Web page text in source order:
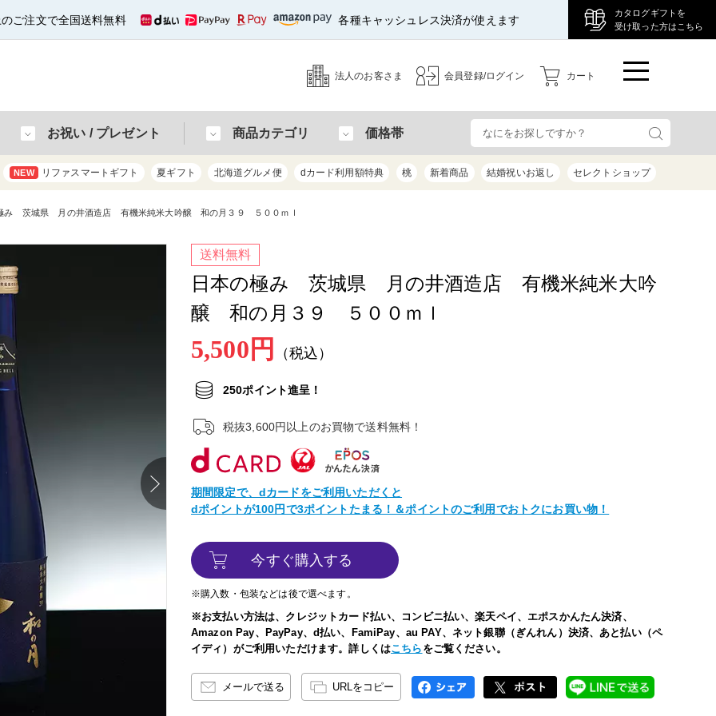
ご注文で全国送料無料 各種キャッシュレス決済が使えます
カタログギフトを
受け取った方はこちら
法人のお客さま 会員登録/ログイン カート
お祝い / プレゼント 商品カテゴリ 価格帯
NEW リファスマートギフト 夏ギフト 北海道グルメ便 dカード利用額特典 桃 新着商品 結婚祝いお返し セレクトショップ
み 茨城県 月の井酒造店 有機米純米大吟醸 和の月３９ ５００ｍｌ
送料無料
日本の極み 茨城県 月の井酒造店 有機米純米大吟
醸 和の月３９ ５００ｍｌ
5,500円 （税込）
250ポイント進呈！
税抜3,600円以上のお買物で送料無料！
期間限定で、dカードをご利用いただくと
dポイントが100円で3ポイントたまる！＆ポイントのご利用でおトクにお買い物！
今すぐ購入する
※購入数・包装などは後で選べます。
※お支払い方法は、クレジットカード払い、コンビニ払い、楽天ペイ、エポスかんたん決済、
Amazon Pay、PayPay、d払い、FamiPay、au PAY、ネット銀聯（ぎんれん）決済、あと払い（ペ
イディ）がご利用いただけます。詳しくはこちら をご覧ください。
メールで送る URLをコピー